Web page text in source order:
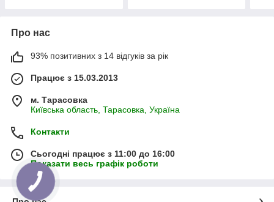
Про нас
93% позитивних з 14 відгуків за рік
Працює з 15.03.2013
м. Тарасовка
Київська область, Тарасовка, Україна
Контакти
Сьогодні працює з 11:00 до 16:00
Показати весь графік роботи